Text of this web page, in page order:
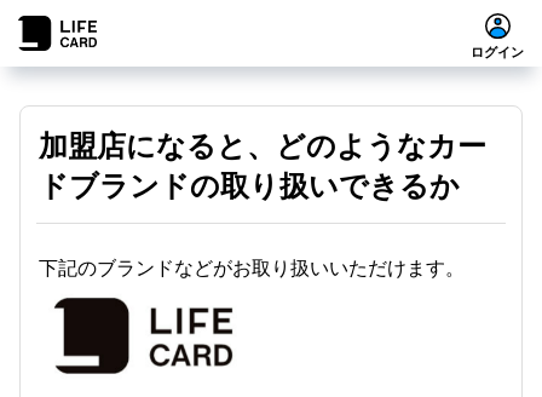
ログイン
加盟店になると、どのようなカー
ドブランドの取り扱いできるか
下記のブランドなどがお取り扱いいただけます。